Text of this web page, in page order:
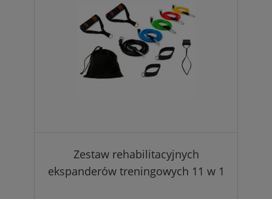
Zestaw rehabilitacyjnych
ekspanderów treningowych 11 w 1